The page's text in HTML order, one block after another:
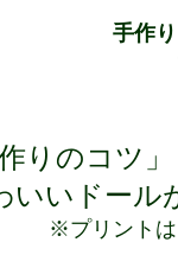
手作
作りのコツ
いいドール
※プリントは